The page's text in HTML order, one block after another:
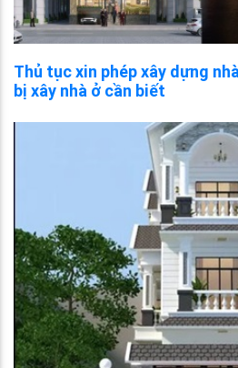
Thủ tục xin phép xây dựng
bị xây nhà ở cần biết